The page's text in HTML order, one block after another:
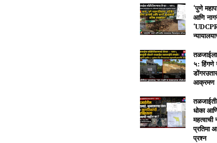
‘पुणे
आणि
५: हिंगणे
आक्रमण
धोका
महत्वाची
प्रतिमा
प्रश्न